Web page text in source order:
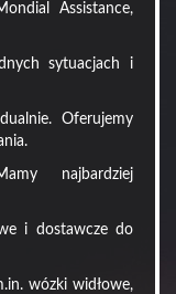
Assistance,
sytuacjach i
Oferujemy
najbardziej
i dostawcze do
wózki widłowe,